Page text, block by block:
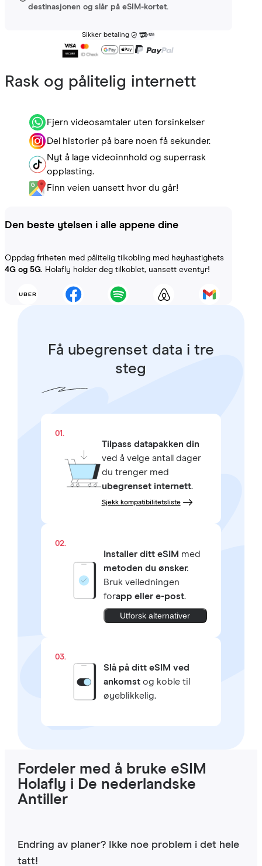
destinasjonen og slår på eSIM-kortet.
Sikker betaling
Rask og pålitelig internett
Fjern videosamtaler uten forsinkelser
Del historier på bare noen få sekunder.
Nyt å lage videoinnhold og superrask
opplasting.
Finn veien uansett hvor du går!
Den beste ytelsen i alle appene dine
Oppdag friheten med pålitelig tilkobling med høyhastighets
4G og 5G. Holafly holder deg tilkoblet, uansett eventyr!
Få ubegrenset data i tre
steg
01.
Tilpass datapakken din
ved å velge antall dager
du trenger med
ubegrenset internett.
Sjekk kompatibilitetsliste
02.
Installer ditt eSIM med
metoden du ønsker.
Bruk veiledningen
forapp eller e-post.
Utforsk alternativer
03.
Slå på ditt eSIM ved
ankomstog koble til
øyeblikkelig.
Fordeler med å bruke eSIM
Holafly i De nederlandske
Antiller
Endring av planer? Ikke noe problem i det hele
tatt!